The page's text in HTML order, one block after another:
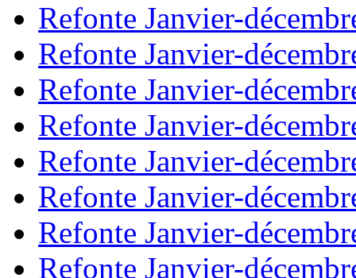
Refonte Janvier-
Refonte Janvier-
Refonte Janvier-
Refonte Janvier-
Refonte Janvier-
Refonte Janvier-
Refonte Janvier-
Refonte Janvier-